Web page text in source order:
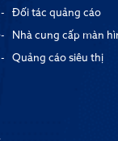
Đối tác quảng cáo
Nhà cung cấp màn
Quảng cáo siêu thị